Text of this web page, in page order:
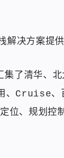
决方案提供
了清华、
Cruise、
位、规划